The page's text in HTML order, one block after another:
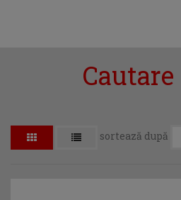
Cautare
sortează după